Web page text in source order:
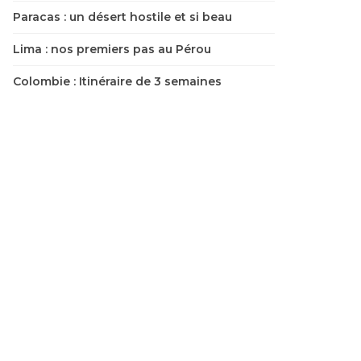
Paracas : un désert hostile et si beau
Lima : nos premiers pas au Pérou
Colombie : Itinéraire de 3 semaines